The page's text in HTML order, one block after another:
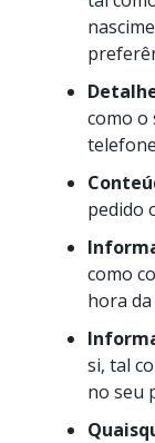
como o
pedido
como
hora da
si, tal
no seu